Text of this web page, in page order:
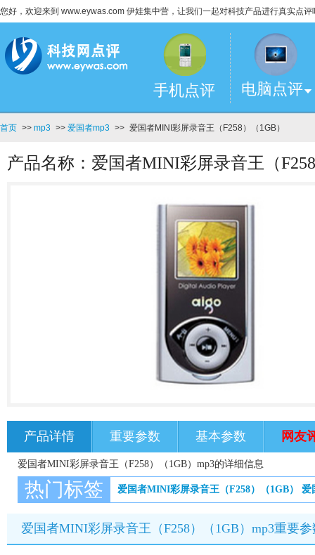
您好，欢迎来到 www.eywas.com 伊娃集中营，让我们一起对科技产品进行真实点评
手机点评 电脑点评
首页 >> mp3 >> 爱国者mp3 >> 爱国者MINI彩屏录音王（F258）（1GB）
产品名称：爱国者MINI彩屏录音王（
产品详情 重要参数 基本参数 网友
爱国者MINI彩屏录音王（F258）（1GB）mp3的详细信息
热门标签 爱国者MINI彩屏录音王（F258）（1GB） 爱
爱国者MINI彩屏录音王（F258）（1GB）mp3重要参